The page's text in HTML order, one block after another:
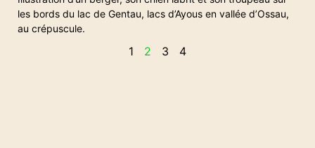
les bords du lac de Gentau, lacs d’Ayous en vallée d’Ossau,
au crépuscule.
1 2 3 4